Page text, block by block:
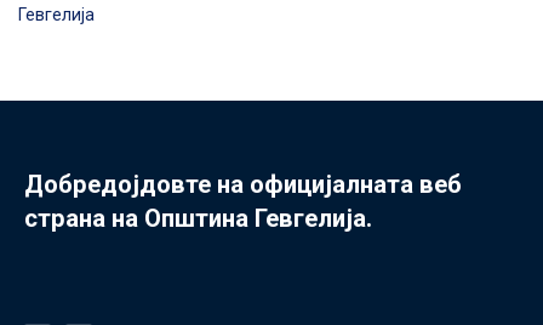
Гевгелија
Добредојдовте на официјалната веб
страна на Општина Гевгелија.